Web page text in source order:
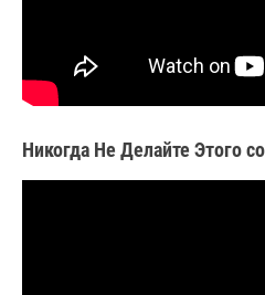
Никогда Не Делайте Этого